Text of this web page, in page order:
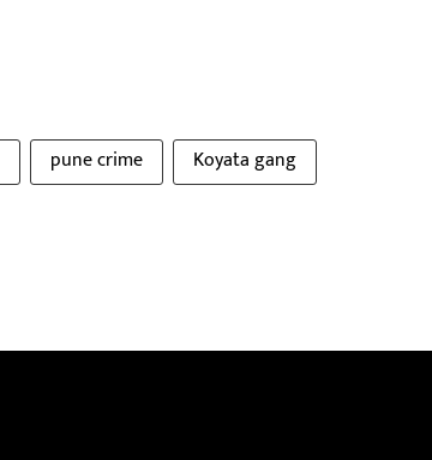
pune crime
Koyata gang